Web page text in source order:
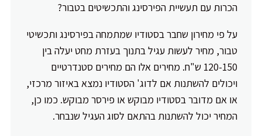
הכרות עם תעשיית הפירסינג והתכשיטים בטבור?
על פי מחירון שחבר בסטודיו שמתמחה בפירסינג ותכשיטי
טבור, מחיר לעשות עגיל בתנוך בעזרת מחט יעלה בין
120-150 ש"ח. מחירים אלו הם מחירים סטנדרטיים
ויכולים להשתנות אם לדוג' הסטודיו נמצא באיזור מרכזי,
או אם מדובר בסטודיו מבוקש או פירסר מבוקש. כמו כן,
המחיר יכול להשתנות בהתאם לסוג העגיל שנבחר.